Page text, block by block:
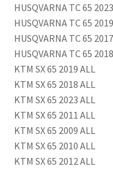
HUSQVARNA TC 65
HUSQVARNA TC 65
HUSQVARNA TC 65
HUSQVARNA TC 65
KTM SX 65 2019 ALL
KTM SX 65 2018 ALL
KTM SX 65 2023 ALL
KTM SX 65 2011 ALL
KTM SX 65 2009 ALL
KTM SX 65 2010 ALL
KTM SX 65 2012 ALL